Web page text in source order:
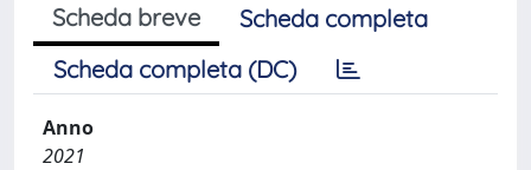
Scheda breve
Scheda completa
Scheda completa (DC)
Anno
2021